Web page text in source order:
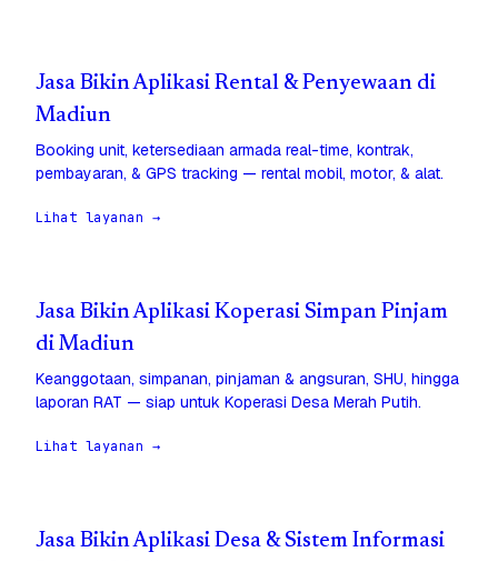
Jasa Bikin Aplikasi Rental & Penyewaan di
Madiun
Booking unit, ketersediaan armada real-time, kontrak,
pembayaran, & GPS tracking — rental mobil, motor, & alat.
Lihat layanan →
Jasa Bikin Aplikasi Koperasi Simpan Pinjam
di Madiun
Keanggotaan, simpanan, pinjaman & angsuran, SHU, hingga
laporan RAT — siap untuk Koperasi Desa Merah Putih.
Lihat layanan →
Jasa Bikin Aplikasi Desa & Sistem Informasi